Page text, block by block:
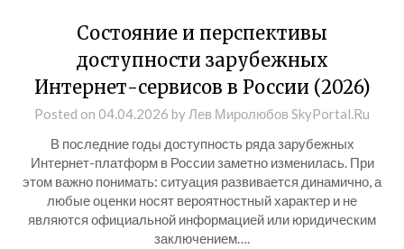
Состояние и перспективы
доступности зарубежных
Интернет-сервисов в России (2026)
Posted on 04.04.2026 by Лев Миролюбов SkyPortal.Ru
В последние годы доступность ряда зарубежных
Интернет-платформ в России заметно изменилась. При
этом важно понимать: ситуация развивается динамично, а
любые оценки носят вероятностный характер и не
являются официальной информацией или юридическим
заключением….